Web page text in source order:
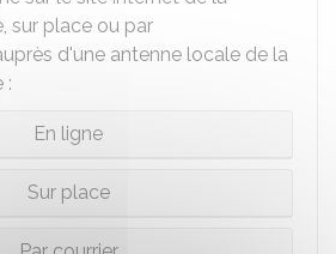
sur place ou par
d'une antenne locale de la
:
En ligne
Sur place